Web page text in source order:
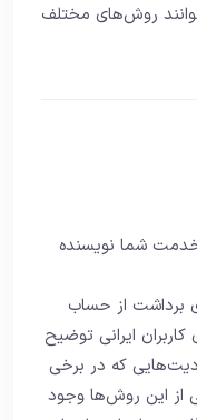
روش‌های مختلف
شما نویسنده
برداشت از حساب
ایرانی توضیح
که در برخی
از این روش‌ها وجود